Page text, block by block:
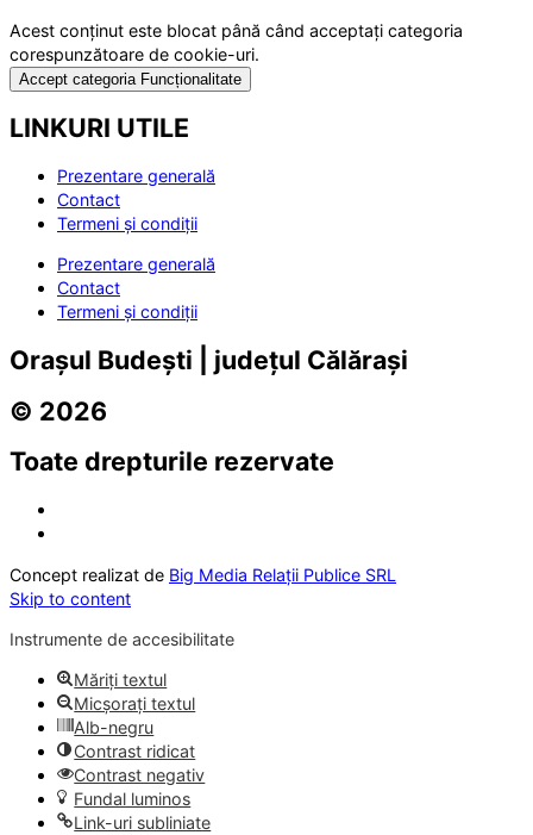
Acest conținut este blocat până când acceptați categoria
corespunzătoare de cookie-uri.
Accept categoria Funcționalitate
LINKURI UTILE
Prezentare generală
Contact
Termeni și condiții
Prezentare generală
Contact
Termeni și condiții
Orașul Budești | județul Călărași
© 2026
Toate drepturile rezervate
Concept realizat de Big Media Relații Publice SRL
Skip to content
Instrumente de accesibilitate
Măriți textul
Micșorați textul
Alb-negru
Contrast ridicat
Contrast negativ
Fundal luminos
Link-uri subliniate